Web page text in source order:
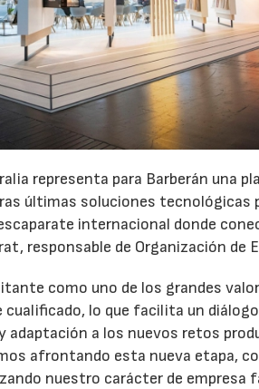
representa para Barberán una
últimas soluciones tecnológicas
internacional donde
responsable de Organización de
como uno de los grandes
lo que facilita un
adaptación a los nuevos retos
afrontando esta nueva etapa,
nuestro carácter de empresa